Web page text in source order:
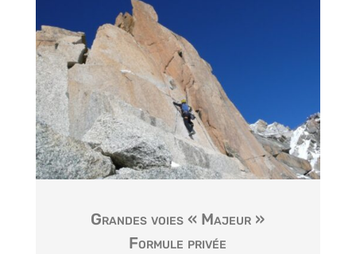
Grandes voies « Majeur »
Formule privée